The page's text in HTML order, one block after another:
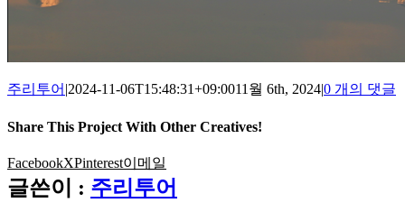
주리투어 |2024-11-06T15:48:31+09:0011월 6th, 2024|0 개의 댓글
Share This Project With Other Creatives!
FacebookXPinterest이메일
글쓴이 : 주리투어